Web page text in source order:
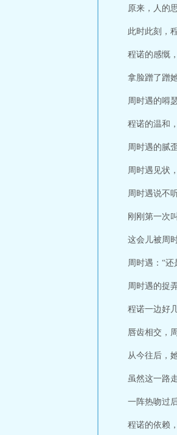
原来，人的
此时此刻，
程诺的感慨
拿脸蹭了蹭
周时遇的嘚
程诺的温和
周时遇的腻
周时遇见状
周时遇说不
刚刚第一次
这会儿被周
周时遇：“还
周时遇的捉
程诺一边好
唇齿相交，
从今往后，
虽然这一路
一阵热吻过
程诺的依赖